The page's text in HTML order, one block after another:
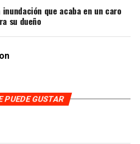
que acaba en un caro
su dueño
PUEDE GUSTAR